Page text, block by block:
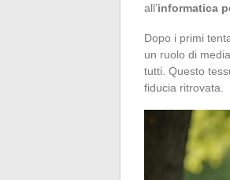
all’informatica
Dopo i primi
un ruolo di
tutti. Questo
fiducia ritrovata.